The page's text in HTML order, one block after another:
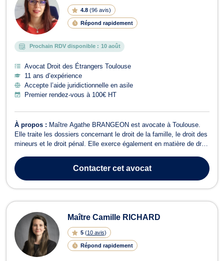
4.8 (96 avis)
Répond rapidement
Prochain RDV disponible : 10 août
Avocat Droit des Étrangers Toulouse
11 ans d’expérience
Accepte l’aide juridictionnelle en asile
Premier rendez-vous à 100€ HT
À propos : Maître Agathe BRANGEON est avocate à Toulouse.
Elle traite les dossiers concernant le droit de la famille, le droit des
mineurs et le droit pénal. Elle exerce également en matière de droit
nationalité, demande de naturalisation, ... N'hésitez pas à la
contacter pou...
Contactercet avocat
Maître Camille RICHARD
5 (10 avis)
Répond rapidement